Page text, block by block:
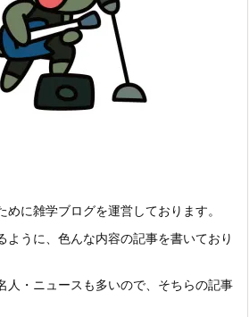
めに雑学ブログを運営しております。
ように、色んな内容の記事を書いており
人・ニュースも多いので、そちらの記事